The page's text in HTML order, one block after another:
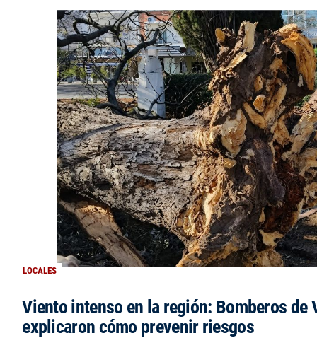
LOCALES
Viento intenso en la región: Bomberos de
explicaron cómo prevenir riesgos